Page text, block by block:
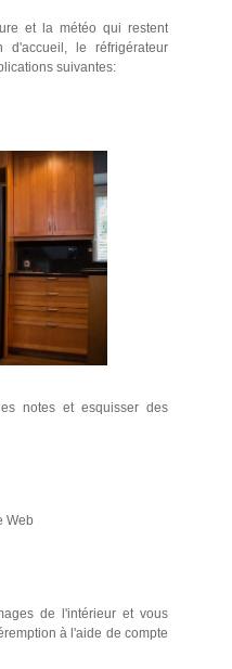
et la météo qui restent
le réfrigérateur
suivantes:
notes et esquisser des
Web
de l'intérieur et vous
à l'aide de compte